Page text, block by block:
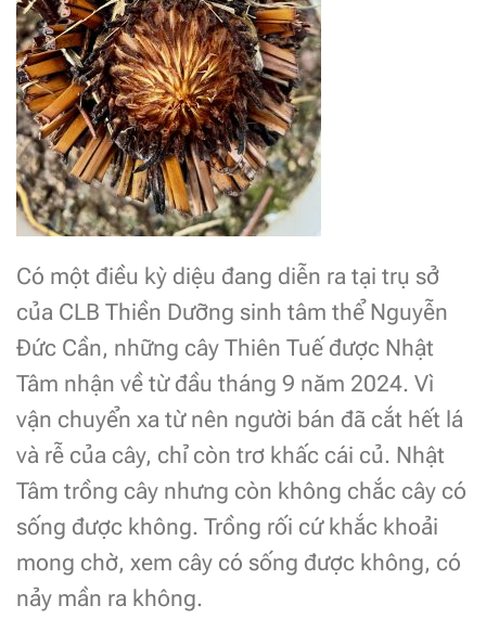
Có một điều kỳ diệu đang diễn ra tại trụ sở
của CLB Thiền Dưỡng sinh tâm thể Nguyễn
Đức Cần, những cây Thiên Tuế được Nhật
Tâm nhận về từ đầu tháng 9 năm 2024. Vì
vận chuyển xa từ nên người bán đã cắt hết lá
và rễ của cây, chỉ còn trơ khấc cái củ. Nhật
Tâm trồng cây nhưng còn không chắc cây có
sống được không. Trồng rối cứ khắc khoải
mong chờ, xem cây có sống được không, có
nảy mần ra không.